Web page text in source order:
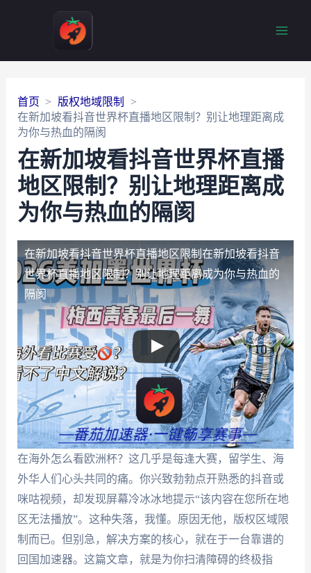
首页
版权地域限制
在新加坡看抖音世界杯直播地区限制？别让地理距离成
为你与热血的隔阂
在新加坡看抖音世界杯直播
地区限制？别让地理距离成
为你与热血的隔阂
在新加坡看抖音世界杯直播地区限制 在新加坡看抖音
世界杯直播地区限制？别让地理距离成为你与热血的
隔阂
在海外怎么看欧洲杯？这几乎是每逢大赛，留学生、海
外华人们心头共同的痛。你兴致勃勃点开熟悉的抖音或
咪咕视频，却发现屏幕冷冰冰地提示“该内容在您所在地
区无法播放”。这种失落，我懂。原因无他，版权区域限
制而已。但别急，解决方案的核心，就在于一台靠谱的
回国加速器。这篇文章，就是为你扫清障碍的终极指